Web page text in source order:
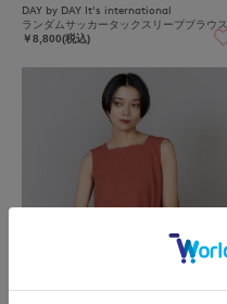
DAY by DAY It's international
ランダムサッカータックスリーブブラウス
￥8,800(税込)